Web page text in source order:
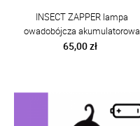
INSECT ZAPPER lampa
owadobójcza akumulatorowa
Cena
65,00 zł